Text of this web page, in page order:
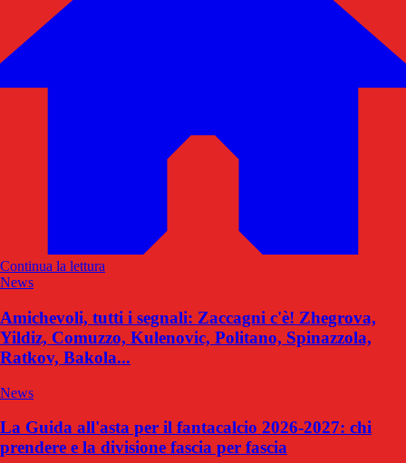
Continua la lettura
News
Amichevoli, tutti i segnali: Zaccagni c'è! Zhegrova,
Yildiz, Comuzzo, Kulenovic, Politano, Spinazzola,
Ratkov, Bakola...
News
La Guida all'asta per il fantacalcio 2026-2027: chi
prendere e la divisione fascia per fascia